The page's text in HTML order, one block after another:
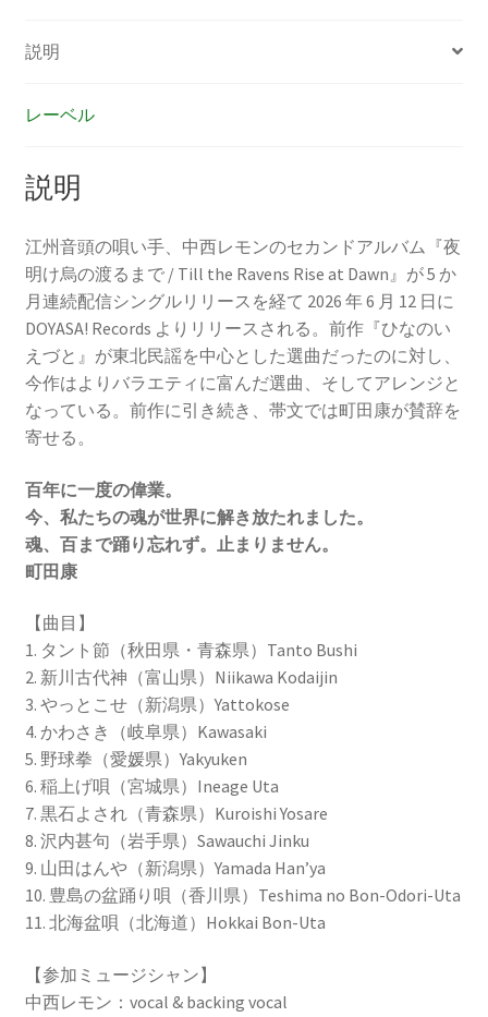
る
で
説明
レーベル
説明
江州音頭の唄い手、中西レモンのセカンドアルバム『夜
明け烏の渡るまで / Till the Ravens Rise at Dawn』が 5 か
月連続配信シングルリリースを経て 2026 年 6 月 12 日に
DOYASA! Records よりリリースされる。前作『ひなのい
えづと』が東北民謡を中心とした選曲だったのに対し、
今作はよりバラエティに富んだ選曲、そしてアレンジと
なっている。前作に引き続き、帯文では町田康が賛辞を
寄せる。
百年に一度の偉業。
今、私たちの魂が世界に解き放たれました。
魂、百まで踊り忘れず。止まりません。
町田康
【曲目】
1. タント節（秋田県・青森県）Tanto Bushi
2. 新川古代神（富山県）Niikawa Kodaijin
3. やっとこせ（新潟県）Yattokose
4. かわさき（岐阜県）Kawasaki
5. 野球拳（愛媛県）Yakyuken
6. 稲上げ唄（宮城県）Ineage Uta
7. 黒石よされ（青森県）Kuroishi Yosare
8. 沢内甚句（岩手県）Sawauchi Jinku
9. 山田はんや（新潟県）Yamada Han’ya
10. 豊島の盆踊り唄（香川県）Teshima no Bon-Odori-Uta
11. 北海盆唄（北海道）Hokkai Bon-Uta
【参加ミュージシャン】
中西レモン：vocal & backing vocal